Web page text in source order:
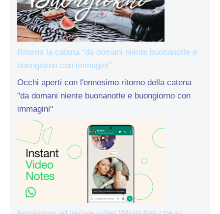
Ritorna la catena “da domani niente buonanotte e
buongiorno con immagini”
Occhi aperti con l'ennesimo ritorno della catena
"da domani niente buonanotte e buongiorno con
immagini"